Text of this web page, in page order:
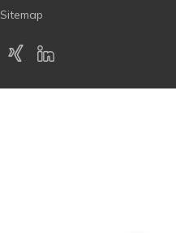
Sitemap